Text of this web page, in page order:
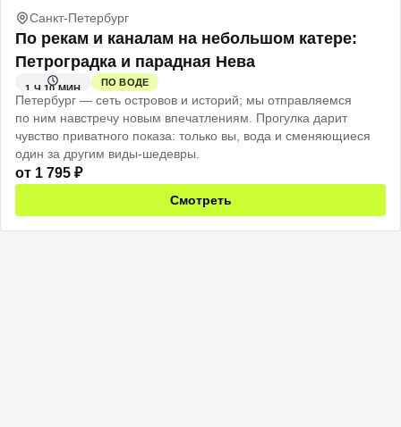
Санкт-Петербург
По рекам и каналам на небольшом катере:
Петроградка и парадная Нева
1 Ч 10 МИН
ПО ВОДЕ
Петербург — сеть островов и историй; мы отправляемся
по ним навстречу новым впечатлениям. Прогулка дарит
чувство приватного показа: только вы, вода и сменяющиеся
один за другим виды-шедевры.
от 1 795 ₽
Смотреть